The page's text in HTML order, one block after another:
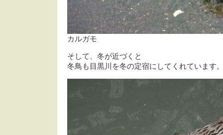
カルガモ
そして、冬が近づくと
冬鳥も目黒川を冬の定宿にしてくれています